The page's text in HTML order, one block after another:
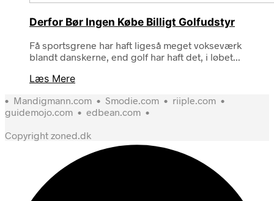
Derfor Bør Ingen Købe Billigt Golfudstyr
Få sportsgrene har haft ligeså meget vokseværk
blandt danskerne, end golf har haft det, i løbet...
Læs Mere
• Mandigmann.com • Smodie.com • riiple.com •
guidemojo.com • edbean.com •
Copyright zoned.dk